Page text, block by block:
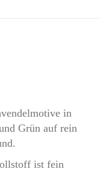
in
Grün auf rein
ist fein